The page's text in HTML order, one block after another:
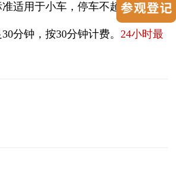
适用于小车，停车不超过15分钟
分钟，按30分钟计费。24小时最